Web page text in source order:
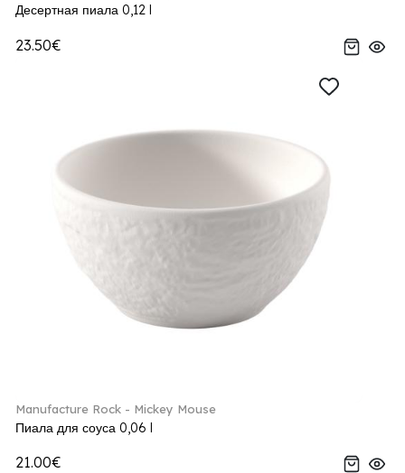
Десертная пиала 0,12 l
23.50€
Manufacture Rock - Mickey Mouse
Пиала для соуса 0,06 l
21.00€